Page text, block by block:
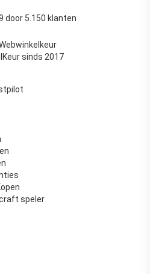
door 5.150 klanten
sinds 2017
speler